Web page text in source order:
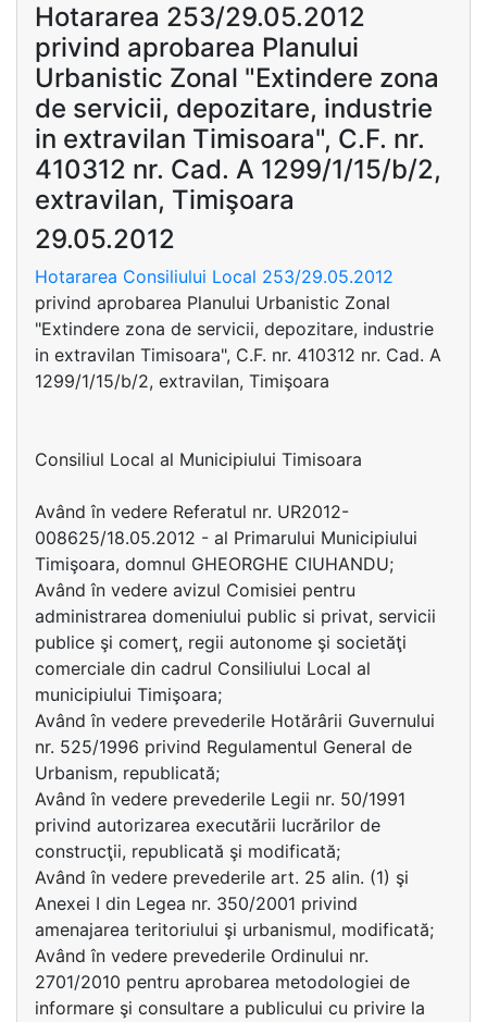
Hotararea 253/29.05.2012
privind aprobarea Planului
Urbanistic Zonal "Extindere zona
de servicii, depozitare, industrie
in extravilan Timisoara", C.F. nr.
410312 nr. Cad. A 1299/1/15/b/2,
extravilan, Timişoara
29.05.2012
Hotararea Consiliului Local 253/29.05.2012
privind aprobarea Planului Urbanistic Zonal
"Extindere zona de servicii, depozitare, industrie
in extravilan Timisoara", C.F. nr. 410312 nr. Cad. A
1299/1/15/b/2, extravilan, Timişoara
Consiliul Local al Municipiului Timisoara
Având în vedere Referatul nr. UR2012-
008625/18.05.2012 - al Primarului Municipiului
Timişoara, domnul GHEORGHE CIUHANDU;
Având în vedere avizul Comisiei pentru
administrarea domeniului public si privat, servicii
publice şi comerţ, regii autonome şi societăţi
comerciale din cadrul Consiliului Local al
municipiului Timişoara;
Având în vedere prevederile Hotărârii Guvernului
nr. 525/1996 privind Regulamentul General de
Urbanism, republicată;
Având în vedere prevederile Legii nr. 50/1991
privind autorizarea executării lucrărilor de
construcţii, republicată şi modificată;
Având în vedere prevederile art. 25 alin. (1) şi
Anexei I din Legea nr. 350/2001 privind
amenajarea teritoriului şi urbanismul, modificată;
Având în vedere prevederile Ordinului nr.
2701/2010 pentru aprobarea metodologiei de
informare şi consultare a publicului cu privire la